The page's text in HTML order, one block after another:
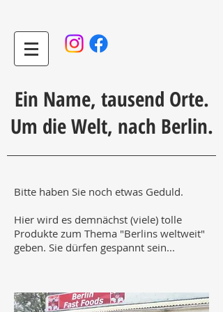
Ein Name, tausend Orte.
Um die Welt, nach Berlin.
Bitte haben Sie noch etwas Geduld.
Hier wird es demnächst (viele) tolle
Produkte zum Thema "Berlins weltweit"
geben. Sie dürfen gespannt sein...